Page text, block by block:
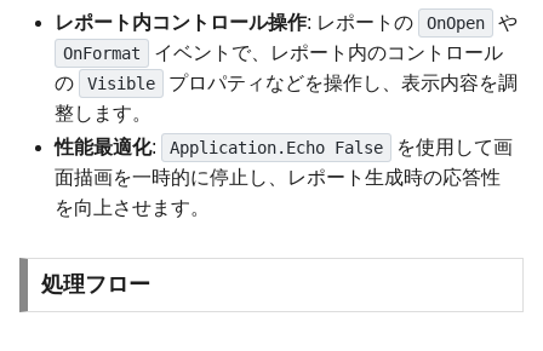
レポート内コントロール操作: レポートの OnOpen や
OnFormat
イベントで、レポート内のコントロール
の
Visible
プロパティなどを操作し、表示内容を調
整します。
性能最適化: Application.Echo False
を使用して画
面描画を一時的に停止し、レポート生成時の応答性
を向上させます。
処理フロー